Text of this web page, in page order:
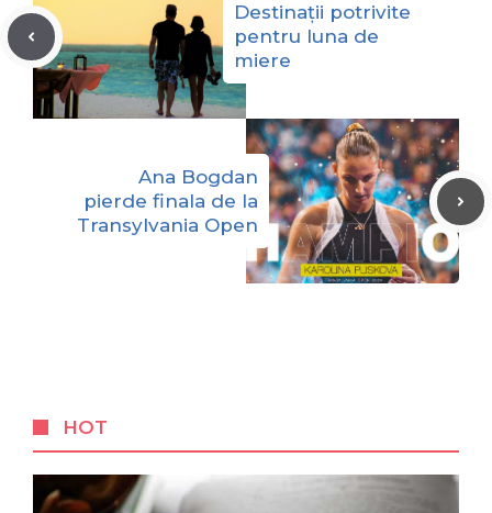
Destinații potrivite
pentru luna de
miere
Ana Bogdan
pierde finala de la
Transylvania Open
HOT